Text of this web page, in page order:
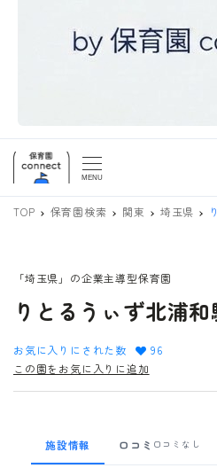
MENU
TOP 保育園検索 関東 埼玉県
「埼玉県」の企業主導型保育園
りとるうぃず北浦
お気に入りにされた数
96
この園をお気に入りに追加
施設情報 口コミ 口コミなし